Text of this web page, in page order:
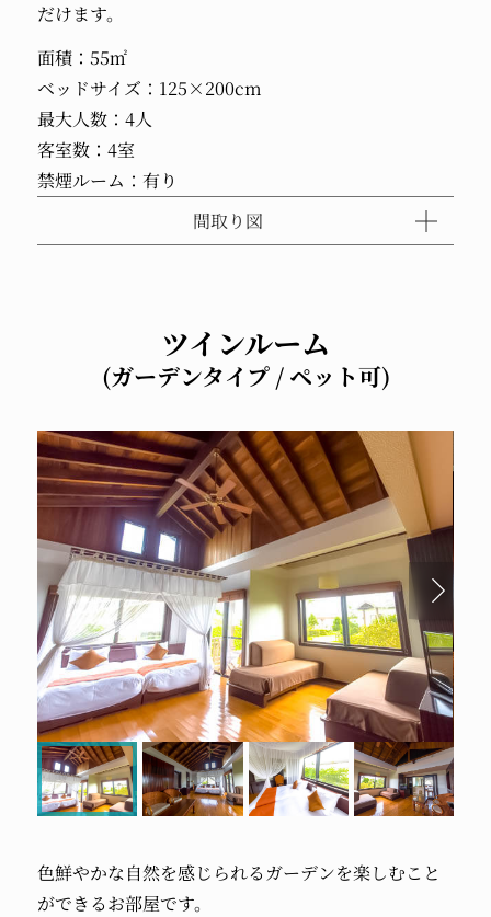
だけます。
面積：55㎡
ベッドサイズ：125×200cm
最大人数：4人
客室数：4室
禁煙ルーム：有り
間取り図
ツインルーム
(ガーデンタイプ / ペット可)
色鮮やかな自然を感じられるガーデンを楽しむこと
ができるお部屋です。